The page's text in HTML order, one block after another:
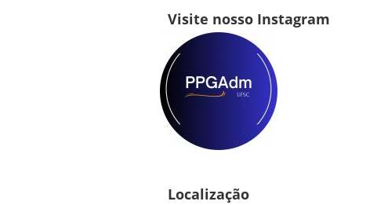
Visite nosso Instagram
Localização